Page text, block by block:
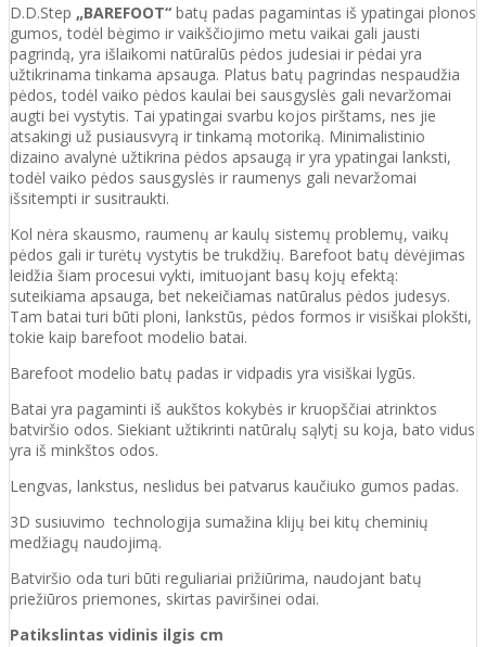
D.D.Step „BAREFOOT“ batų padas pagamintas iš ypatingai plonos
gumos, todėl bėgimo ir vaikščiojimo metu vaikai gali jausti
pagrindą, yra išlaikomi natūralūs pėdos judesiai ir pėdai yra
užtikrinama tinkama apsauga. Platus batų pagrindas nespaudžia
pėdos, todėl vaiko pėdos kaulai bei sausgyslės gali nevaržomai
augti bei vystytis. Tai ypatingai svarbu kojos pirštams, nes jie
atsakingi už pusiausvyrą ir tinkamą motoriką. Minimalistinio
dizaino avalynė užtikrina pėdos apsaugą ir yra ypatingai lanksti,
todėl vaiko pėdos sausgyslės ir raumenys gali nevaržomai
išsitempti ir susitraukti.
Kol nėra skausmo, raumenų ar kaulų sistemų problemų, vaikų
pėdos gali ir turėtų vystytis be trukdžių. Barefoot batų dėvėjimas
leidžia šiam procesui vykti, imituojant basų kojų efektą:
suteikiama apsauga, bet nekeičiamas natūralus pėdos judesys.
Tam batai turi būti ploni, lankstūs, pėdos formos ir visiškai plokšti,
tokie kaip barefoot modelio batai.
Barefoot modelio batų padas ir vidpadis yra visiškai lygūs.
Batai yra pagaminti iš aukštos kokybės ir kruopščiai atrinktos
batviršio odos. Siekiant užtikrinti natūralų sąlytį su koja, bato vidus
yra iš minkštos odos.
Lengvas, lankstus, neslidus bei patvarus kaučiuko gumos padas.
3D susiuvimo technologija sumažina klijų bei kitų cheminių
medžiagų naudojimą.
Batviršio oda turi būti reguliariai prižiūrima, naudojant batų
priežiūros priemones, skirtas paviršinei odai.
Patikslintas vidinis ilgis cm